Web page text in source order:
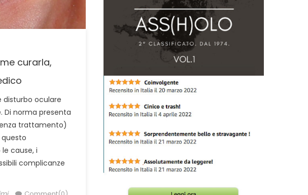
curarla,
disturbo oculare
Di norma presenta
trattamento)
cause, i
complicanze